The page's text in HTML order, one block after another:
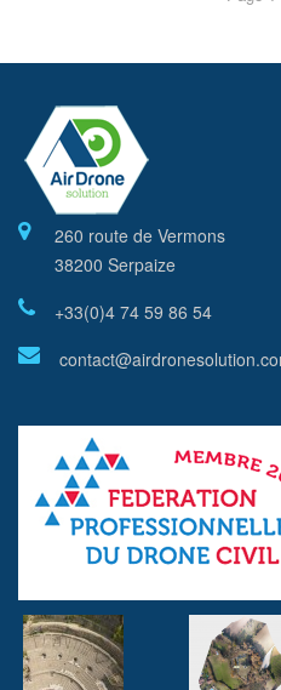
260 route de Vermons
38200 Serpaize
+33(0)4 74 59 86 54